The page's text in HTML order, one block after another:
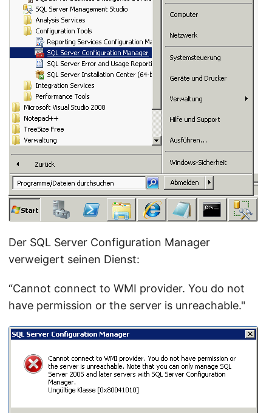
Der SQL Server Configuration Manager
verweigert seinen Dienst:
“Cannot connect to WMI provider. You do not
have permission or the server is unreachable."